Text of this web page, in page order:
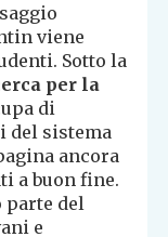
viene
Sotto la
per la
di
del sistema
ancora
a buon fine.
del
e